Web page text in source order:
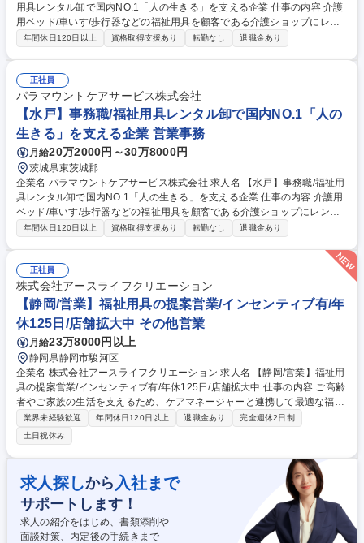
用具レンタル卸で国内NO.1「人の生きる」を支える企業 仕事の内容 介護
用ベッド/車いす/歩行器などの福祉用具を顧客である介護ショップにレン
タルする際の事務作業全般を中心に担当いただきます。営業のサポート業
る介在価値の高い仕事です。そのため、事務作業だけでなく、人と接する
ことで周りの人をサポート・業績に間接的に関与していけることがやりが
いです。ルーチンワークの中にも、自分だけの色を出していけるのが、こ
の仕事の面白みでもあります。 ※変更範囲：無し（ただし本人の希望があ
る場合かつ職種転換された場合は当社業務全般） 募集職種 【厚木市】事
務職/福祉用具レンタル卸で国内NO.1「人の生きる」を支える企業
年間休日120日以上 資格取得支援あり 転勤なし 退職金あり
正社員
パラマウントケアサービス株式会社
【水戸】事務職/福祉用具レンタル卸で国内NO.1「人の
生きる」を支える企業 営業事務
月給20万2000円～30万8000円
茨城県東茨城郡
企業名 パラマウントケアサービス株式会社 求人名 【水戸】事務職/福祉用
具レンタル卸で国内NO.1「人の生きる」を支える企業 仕事の内容 介護用
ベッド/車いす/歩行器などの福祉用具を顧客である介護ショップにレンタ
ルする際の事務作業全般を中心に担当いただきます。営業のサポート業務
介護ショップとの電話や来客対応次第では、拠点の営業成績に貢献できる
介在価値の高い仕事です。そのため、事務作業だけでなく、人と接するこ
とで周りの人をサポート・業績に間接的に関与していけることがやりがい
です。ルーチンワークの中にも、自分だけの色を出していけるのが、この
仕事の面白みでもあります。 ※変更範囲：無し（ただし本人の希望がある
場合かつ職種転換された場合は当社業務全般） 募集職種 【水戸】事務職/
福祉用具レンタル卸で国内NO.1「人の生きる」を支える企業
年間休日120日以上 資格取得支援あり 転勤なし 退職金あり
正社員
株式会社アースライフクリエーション
【静岡/営業】福祉用具の提案営業/インセンティブ有/年
休125日/店舗拡大中 その他営業
月給23万8000円以上
静岡県静岡市駿河区
企業名 株式会社アースライフクリエーション 求人名 【静岡/営業】福祉用
具の提案営業/インセンティブ有/年休125日/店舗拡大中 仕事の内容 ご高齢
者やご家族の生活を支えるため、ケアマネージャーと連携して最適な福祉
用具を提案・提供する仕事です。信頼関係を築き、地域医療・介護のチー
ムの一員として安全で快適な在宅生活の実現に貢献します。 既存の居宅介
護支援事業所を訪問しケアマネージャーと信頼を築くことから始まりま
す。ご紹介いただいたご利用者様の状況を伺い、最適な福祉用具を提案・
納品します。重量物の搬入は協力会社と連携しますが自身で対応すること
もあり体力も活かせます。月10件のレンタル目標や販売目標があり、達成
度に応じたインセンティブで頑張りが直接還元され、将来の幹部候補とし
て成長できるやりがいと納得感のある環境です。 募集職種 【静岡/営業】
福祉用具の提案営業/インセンティブ有/年休125日/店舗拡大中
業界未経験歓迎 年間休日120日以上 退職金あり
完全週休2日制
土日祝休み
求人探しから 入社まで
サポートします！
求人の紹介をはじめ、書類添削や
面談対策、内定後の手続きまで